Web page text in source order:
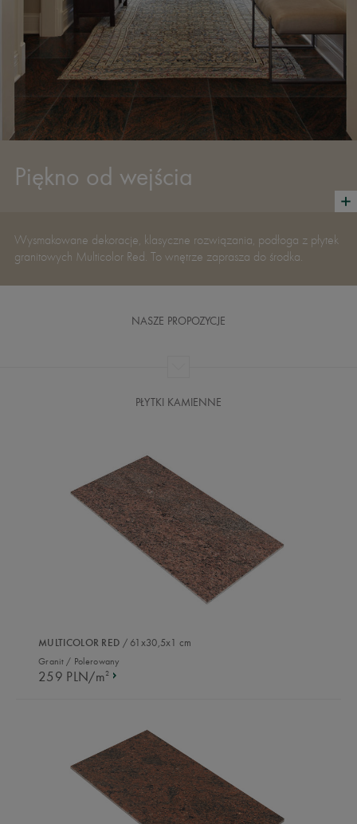
Piękno od wejścia
Wysmakowane dekoracje, klasyczne rozwiązania, podłoga z płytek
granitowych Multicolor Red. To wnętrze zaprasza do środka.
NASZE PROPOZYCJE
PŁYTKI KAMIENNE
MULTICOLOR RED / 61x30,5x1 cm
Granit / Polerowany
259 PLN/m2